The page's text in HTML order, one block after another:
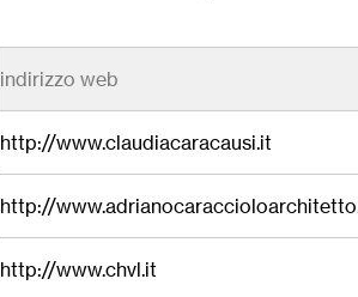
indirizzo web
http://www.claudiacaracausi.it
http://
http://www.chvl.it